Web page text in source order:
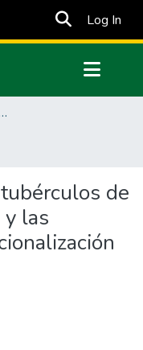
Log In
Administración y Economía Empresarial
de
las